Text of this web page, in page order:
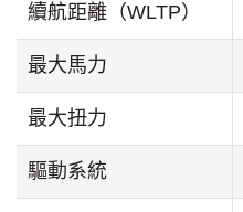
續航距離（WLTP）
最大馬力
最大扭力
驅動系統